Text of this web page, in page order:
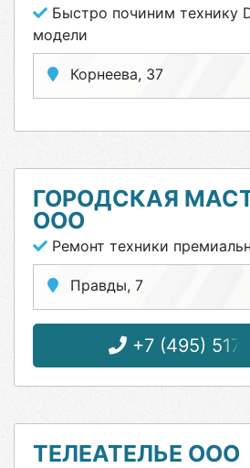
Быстро починим технику
модели
Корнеева, 37
ГОРОДСКАЯ
ООО
Ремонт техники
Правды, 7
+7 (495) 517-
ТЕЛЕАТЕЛЬЕ ООО